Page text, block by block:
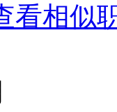
看相似